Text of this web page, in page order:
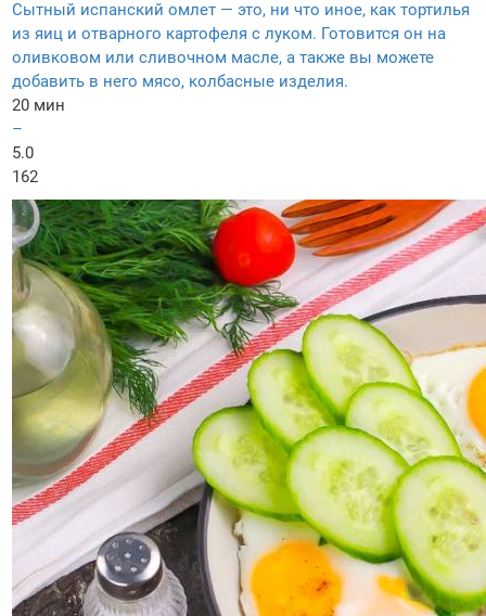
Сытный испанский омлет — это, ни что иное, как тортилья
из яиц и отварного картофеля с луком. Готовится он на
оливковом или сливочном масле, а также вы можете
добавить в него мясо, колбасные изделия.
20 мин
–
5.0
162